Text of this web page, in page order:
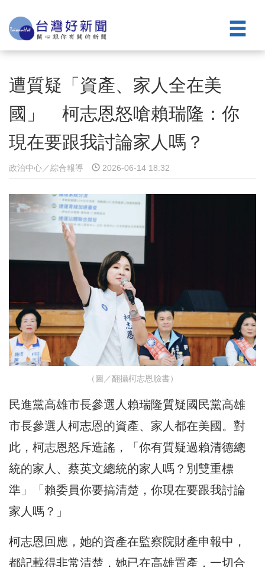
遭質疑「資產、家人全在美
國」 柯志恩怒嗆賴瑞隆：你
現在要跟我討論家人嗎？
政治中心／綜合報導 2026-06-14 18:32
（圖／翻攝柯志恩臉書）
民進黨高雄市長參選人賴瑞隆質疑國民黨高雄
市長參選人柯志恩的資產、家人都在美國。對
此，柯志恩怒斥造謠，「你有質疑過賴清德總
統的家人、蔡英文總統的家人嗎？別雙重標
準」「賴委員你要搞清楚，你現在要跟我討論
家人嗎？」
柯志恩回應，她的資產在監察院財產申報中，
都記載得非常清楚，她已在高雄置產，一切合